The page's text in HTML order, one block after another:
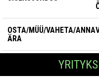
OSTA/MÜÜ/VAHETA/ANNA
ÄRA